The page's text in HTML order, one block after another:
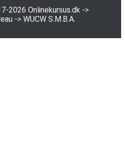
2026 Onlinekursus.dk->
-> WUCW S.M.B.A.